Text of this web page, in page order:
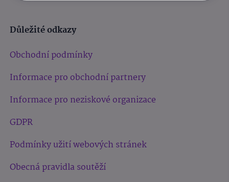
Důležité odkazy
Obchodní podmínky
Informace pro obchodní partnery
Informace pro neziskové organizace
GDPR
Podmínky užití webových stránek
Obecná pravidla soutěží